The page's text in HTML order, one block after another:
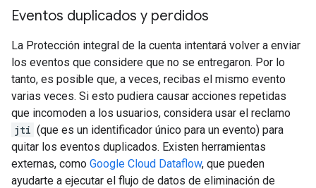
Eventos duplicados y perdidos
La Protección integral de la cuenta intentará volver a enviar
los eventos que considere que no se entregaron. Por lo
tanto, es posible que, a veces, recibas el mismo evento
varias veces. Si esto pudiera causar acciones repetidas
que incomoden a los usuarios, considera usar el reclamo
jti (que es un identificador único para un evento) para
quitar los eventos duplicados. Existen herramientas
externas, como Google Cloud Dataflow, que pueden
ayudarte a ejecutar el flujo de datos de eliminación de